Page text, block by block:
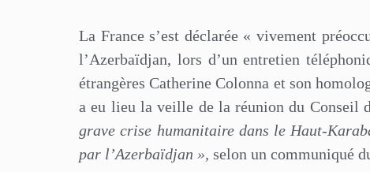
La France s’est déclarée « vivement
l’Azerbaïdjan, lors d’un entretien
étrangères Catherine Colonna et son
a eu lieu la veille de la réunion du Conseil
grave crise humanitaire dans le Haut-
par l’Azerbaïdjan », selon un communiqué